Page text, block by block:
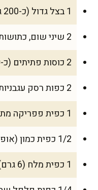
1 בצל גדול (כ-200 גרם), קצוץ דק
2 שיני שום, כתושות
2 כוסות פתיתים (כ-340 גרם)
2 כפות רסק עגבניות (40 גרם)
1 כפית פפריקה מתוקה (3 גרם)
1/2 כפית כמון (אופציונלי, 1 גרם)
1 כפית מלח (6 גרם), או לפי הטעם